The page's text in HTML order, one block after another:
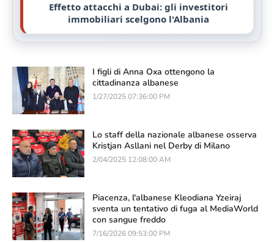
Effetto attacchi a Dubai: gli investitori
immobiliari scelgono l'Albania
I figli di Anna Oxa ottengono la
cittadinanza albanese
1/27/2025 07:36:00 PM
Lo staff della nazionale albanese osserva
Kristjan Asllani nel Derby di Milano
2/04/2025 12:08:00 AM
Piacenza, l'albanese Kleodiana Yzeiraj
sventa un tentativo di fuga al MediaWorld
con sangue freddo
7/16/2026 09:53:00 PM